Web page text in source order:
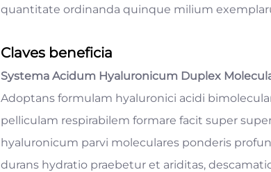
quantitate ordinanda quinque milium
Claves beneficia
Systema Acidum Hyaluronicum Duplex
Adoptans formulam hyaluronici acidi
pelliculam respirabilem formare facit super
hyaluronicum parvi moleculares ponderis
durans hydratio praebetur et ariditas,